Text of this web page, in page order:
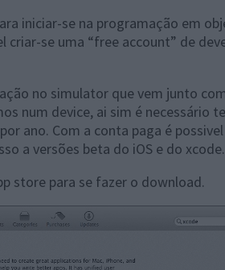
iniciar-se na programação em
criar-se uma “free account” de
no simulator que vem junto
num device, ai sim é necessário
ano. Com a conta paga é
a versões beta do iOS e do xcode.
store para se fazer o download.